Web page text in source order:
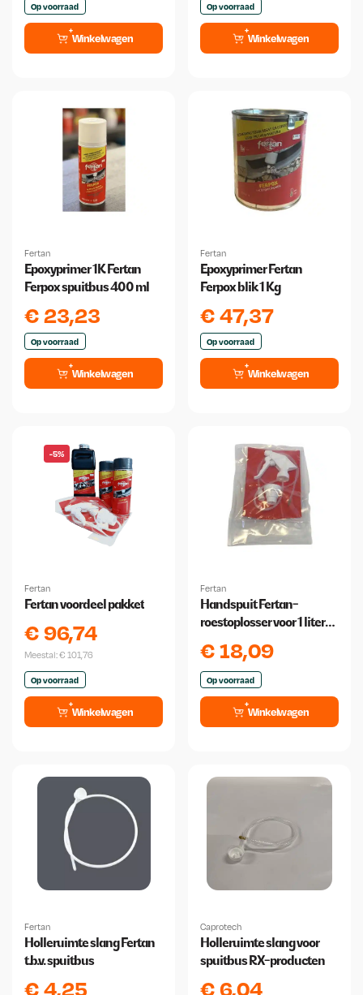
Op voorraad
Winkelwagen
Op voorraad
Winkelwagen
Fertan
Epoxyprimer 1K Fertan
Ferpox spuitbus 400 ml
€23,23
Op voorraad
Winkelwagen
Fertan
Epoxyprimer Fertan
Ferpox blik 1 Kg
€47,37
Op voorraad
Winkelwagen
-5%
Fertan
Fertan voordeel pakket
€ 96,74
Meestal:€ 101,76
Op voorraad
Winkelwagen
Fertan
Handspuit Fertan-
roestoplosser voor 1 liter
€18,09
Op voorraad
Winkelwagen
Fertan
Holleruimte slang Fertan
t.b.v. spuitbus
€4,25
Caprotech
Holleruimte slang voor
spuitbus RX-producten
€6,04